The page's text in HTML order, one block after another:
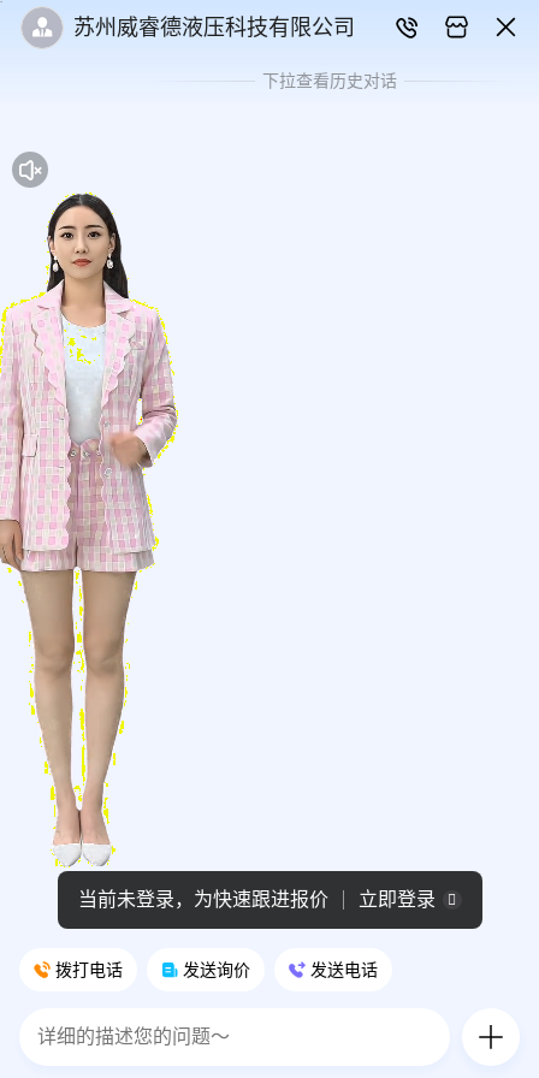
苏州威睿德液压科技有限公司
下拉查看历史对话
拨打电话 发送询价 发送电话
当前未登录，为快速跟进报价 立即登录